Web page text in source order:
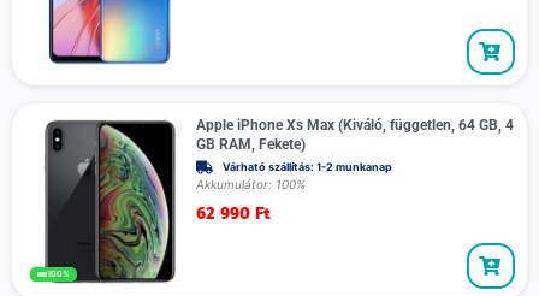
100%
Apple iPhone Xs Max (Kiváló, független, 64 GB, 4
GB RAM, Fekete)
Várható szállítás: 1-2 munkanap
Akkumulátor: 100%
62 990 Ft